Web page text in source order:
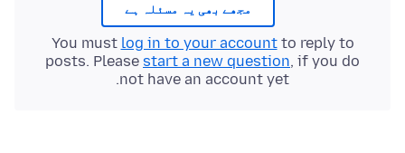
مجھے بھی یہ مسئلہ ہے
You must log in to your accountto reply to
posts. Please start a new question, if you do
not have an account yet.